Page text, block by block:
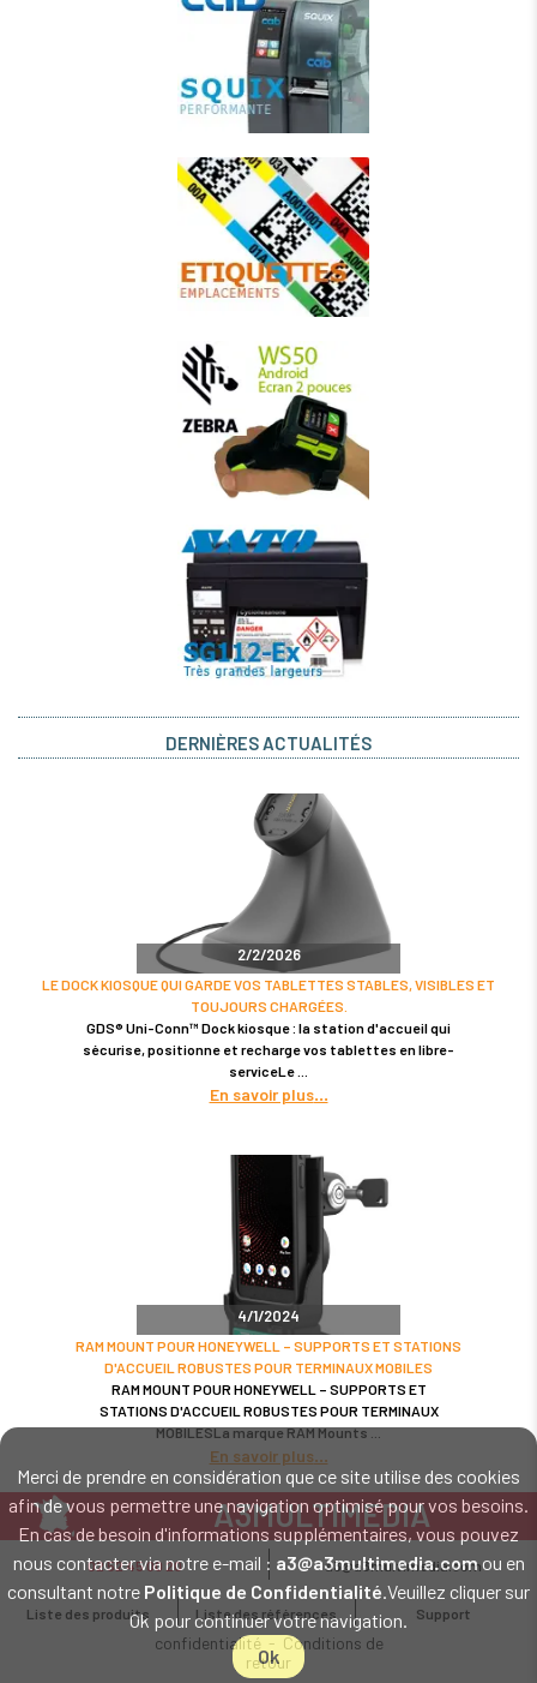
Merci de prendre en considération que ce site utilise des cookies
afin de vous permettre une navigation optimisé pour vos besoins.
En cas de besoin d'informations supplémentaires, vous pouvez
nous contacter via notre e-mail : a3@a3multimedia.comou en
consultant notre Politique de Confidentialité.Veuillez cliquer sur
Ok pour continuer votre navigation.
Ok
DERNIÈRES ACTUALITÉS
2/2/2026
LE DOCK KIOSQUE QUI GARDE VOS TABLETTES STABLES, VISIBLES ET
TOUJOURS CHARGÉES.
GDS® Uni-Conn™ Dock kiosque : la station d'accueil qui
sécurise, positionne et recharge vos tablettes en libre-
serviceLe
En savoir plus
4/1/2024
RAM MOUNT POUR HONEYWELL – SUPPORTS ET STATIONS
D'ACCUEIL ROBUSTES POUR TERMINAUX MOBILES
RAM MOUNT POUR HONEYWELL – SUPPORTS ET
STATIONS D'ACCUEIL ROBUSTES POUR TERMINAUX
MOBILESLa marque RAM Mounts
En savoir plus
A3MULTIMEDIA
LE SPÉCIALISTE MATÉRIEL ET LOGICIEL CODE BARRE
Intervention sur tout le territoire : Cholet - Nantes - Angers - Rennes - Le
Mans - Bordeaux - Paris - Lille - Brest - Toulouse - Marseille - Poitiers -
Caen - Lyon - Reims - Lorient - Vannes - Quimper - Rouen
02 52 45 00 20 a3@a3multimedia.com
Liste des produits Liste des références Support
Mentions légales-Politique de
confidentialité - Conditions de
retour